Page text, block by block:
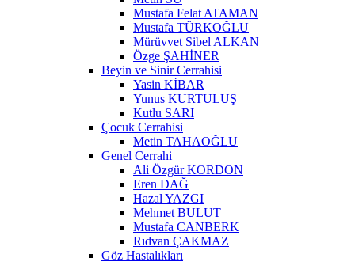
Mustafa Felat ATAMAN
Mustafa TÜRKOĞLU
Mürüvvet Sibel ALKAN
Özge ŞAHİNER
Beyin ve Sinir Cerrahisi
Yasin KİBAR
Yunus KURTULUŞ
Kutlu SARI
Çocuk Cerrahisi
Metin TAHAOĞLU
Genel Cerrahi
Ali Özgür KORDON
Eren DAĞ
Hazal YAZGI
Mehmet BULUT
Mustafa CANBERK
Rıdvan ÇAKMAZ
Göz Hastalıkları